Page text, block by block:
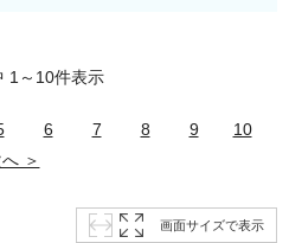
1～10件表示
6 7 8 9
10
＞
画面サイズで表示